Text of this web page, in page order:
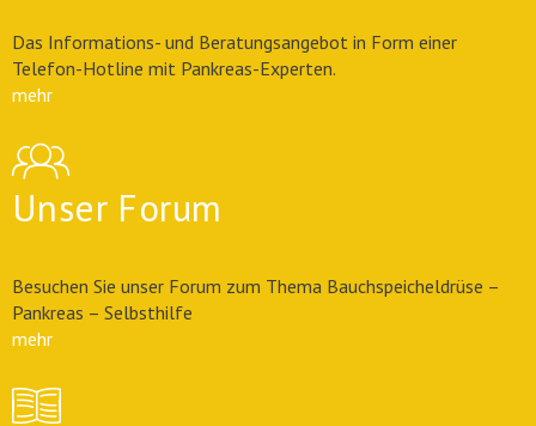
Das Informations- und Beratungsangebot in Form einer
Telefon-Hotline mit Pankreas-Experten.
mehr
Unser Forum
Besuchen Sie unser Forum zum Thema Bauchspeicheldrüse –
Pankreas – Selbsthilfe
mehr